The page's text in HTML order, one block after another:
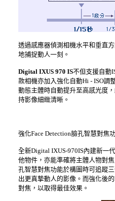
透過感應器偵測相機水平和垂直
地捕捉動人一刻。
Digital IXUS 970 IS不但支援自動
款相機亦加入強化自動Hi - ISO調
動態主體時自動提升至高感光度
持影像細緻清晰。
強化Face Detection臉孔智慧對焦
全新Digital IXUS-970IS內建新一
他物件，亦能準確將主體人物對
孔智慧對焦功能於構圖時可追蹤
出更真摯動人的影像。而強化後
對焦，以取得最佳效果。